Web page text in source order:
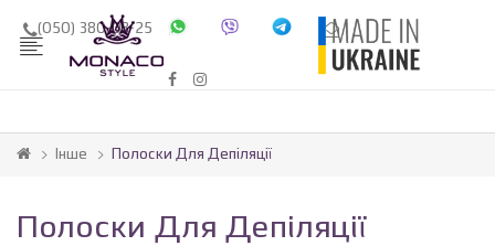
(050) 380-03-25
Інше Полоски Для Депіляції
Полоски Для Депіляції